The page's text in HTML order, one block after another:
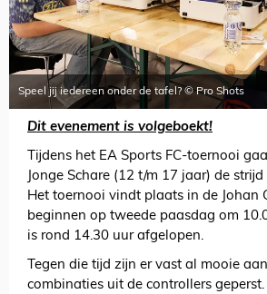
Speel jij iedereen onder de tafel? © Pro Shots
Dit evenement is volgeboekt!
Tijdens het EA Sports FC-toernooi
Jonge Schare (12 t/m 17 jaar) de
Het toernooi vindt plaats in de Johan
beginnen op tweede paasdag om
is rond 14.30 uur afgelopen.
Tegen die tijd zijn er vast al mooie
combinaties uit de controllers geperst.